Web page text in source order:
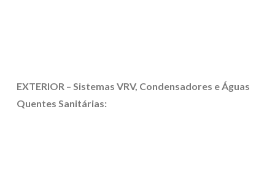
EXTERIOR – Sistemas VRV, Condensadores e Águas
Quentes Sanitárias: